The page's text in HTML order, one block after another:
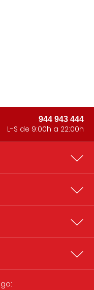
944 943 444
L-S de 9:00h a 22:00h